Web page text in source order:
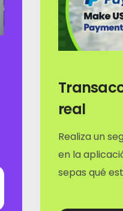
real
Realiza un
en la
sepas qué